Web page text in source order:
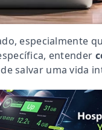
especialmente
entender
salvar uma vida